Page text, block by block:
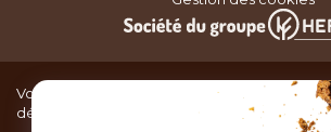
Vous recherchez du matériel de cuisine
délicieux plats ou des pâtisseries dignes d’un